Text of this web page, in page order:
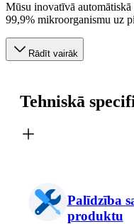
Mūsu inovatīvā
99,9% mikroorganismu uz
Rādīt vairāk
Tehniskā
Palīdzība
produktu